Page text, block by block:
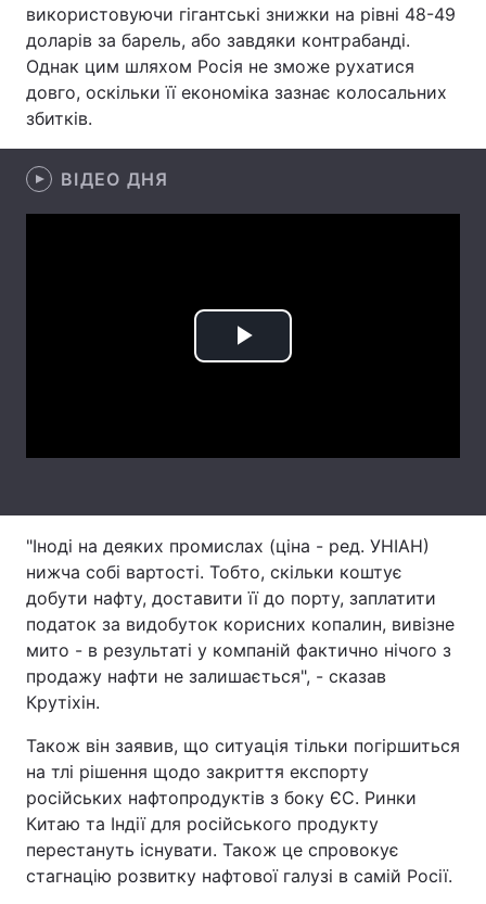
Цікавинки Погода
Екологія Регіони
Лонгріди
Відео з Youtube
Тема оформлення
використовуючи гігантські знижки на рівні 48-49
доларів за барель, або завдяки контрабанді.
Однак цим шляхом Росія не зможе рухатися
довго, оскільки її економіка зазнає колосальних
збитків.
ВІДЕО ДНЯ
Play
"Іноді на деяких промислах (ціна - ред. УНІАН)
нижча собі вартості. Тобто, скільки коштує
добути нафту, доставити її до порту, заплатити
податок за видобуток корисних копалин, вивізне
мито - в результаті у компаній фактично нічого з
продажу нафти не залишається", - сказав
Крутіхін.
Також він заявив, що ситуація тільки погіршиться
на тлі рішення щодо закриття експорту
російських нафтопродуктів з боку ЄС. Ринки
Китаю та Індії для російського продукту
перестануть існувати. Також це спровокує
стагнацію розвитку нафтової галузі в самій Росії.